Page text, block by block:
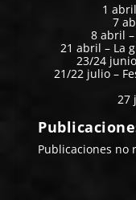
1
7
8 abril
21 abril – La
23/24
21/22 julio –
27
Publicaciones no